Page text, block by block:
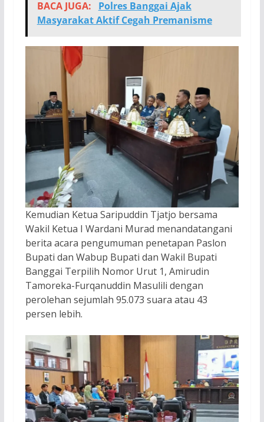
BACA JUGA:
Polres Banggai Ajak
Masyarakat Aktif Cegah Premanisme
Kemudian Ketua Saripuddin Tjatjo bersama
Wakil Ketua I Wardani Murad menandatangani
berita acara pengumuman penetapan Paslon
Bupati dan Wabup Bupati dan Wakil Bupati
Banggai Terpilih Nomor Urut 1, Amirudin
Tamoreka-Furqanuddin Masulili dengan
perolehan sejumlah 95.073 suara atau 43
persen lebih.